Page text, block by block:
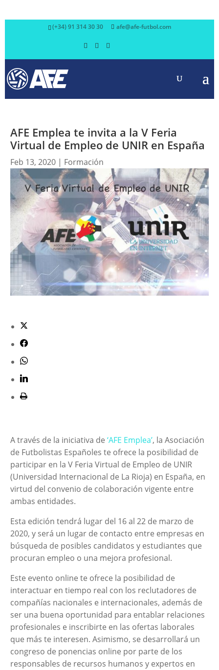
(+34) 91 314 30 30 afe@afe-futbol.com
AFE Emplea te invita a la V Feria
Virtual de Empleo de UNIR en España
Feb 13, 2020| Formación
A través de la iniciativa de ‘AFE Emplea’, la Asociación
de Futbolistas Españoles te ofrece la posibilidad de
participar en la V Feria Virtual de Empleo de UNIR
(Universidad Internacional de La Rioja) en España, en
virtud del convenio de colaboración vigente entre
ambas entidades.
Esta edición tendrá lugar del 16 al 22 de marzo de
2020, y será un lugar de contacto entre empresas en
búsqueda de posibles candidatos y estudiantes que
procuran empleo o una mejora profesional.
Este evento online te ofrece la posibilidad de
interactuar en tiempo real con los reclutadores de
compañías nacionales e internacionales, además de
ser una buena oportunidad para entablar relaciones
profesionales e inscribirte en las ofertas laborales
que más te interesen. Asimismo, se desarrollará un
congreso de ponencias online por parte de los
responsables de recursos humanos y expertos en